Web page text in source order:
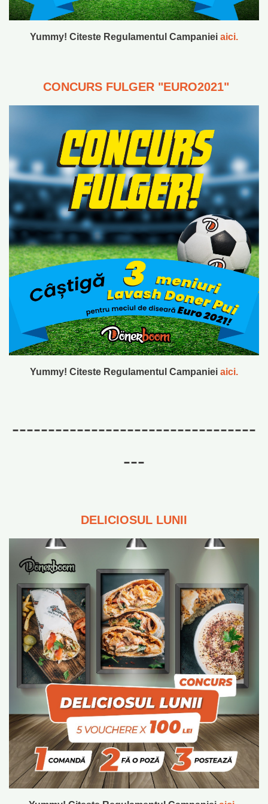
Yummy! Citeste Regulamentul Campaniei aici.
CONCURS FULGER "EURO2021"
Yummy! Citeste Regulamentul Campaniei aici.
----------------------------------
---
DELICIOSUL LUNII